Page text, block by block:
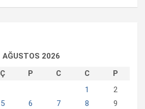
AĞUSTOS 2026
Ç P C C
P
1
2
5 6 7 8
9